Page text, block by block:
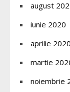
august
iunie 2020
aprilie 2020
martie
noiembrie